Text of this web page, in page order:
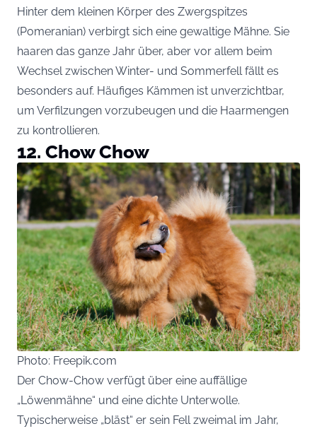
Hinter dem kleinen Körper des Zwergspitzes
(Pomeranian) verbirgt sich eine gewaltige Mähne. Sie
haaren das ganze Jahr über, aber vor allem beim
Wechsel zwischen Winter- und Sommerfell fällt es
besonders auf. Häufiges Kämmen ist unverzichtbar,
um Verfilzungen vorzubeugen und die Haarmengen
zu kontrollieren.
12. Chow Chow
Photo: Freepik.com
Der Chow-Chow verfügt über eine auffällige
„Löwenmähne“ und eine dichte Unterwolle.
Typischerweise „bläst“ er sein Fell zweimal im Jahr,